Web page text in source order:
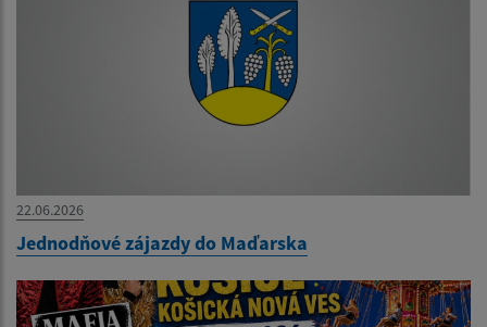
22.06.2026
Jednodňové zájazdy do Maďarska